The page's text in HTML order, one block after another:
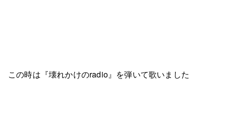
この時は『壊れかけのradio』を弾いて歌いました